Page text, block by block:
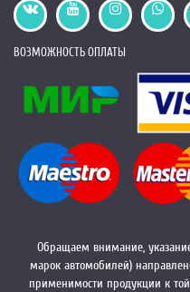
ВОЗМОЖНОСТЬ ОПЛАТЫ
Обращаем внимание,
марок автомобилей)
применимости продукции к